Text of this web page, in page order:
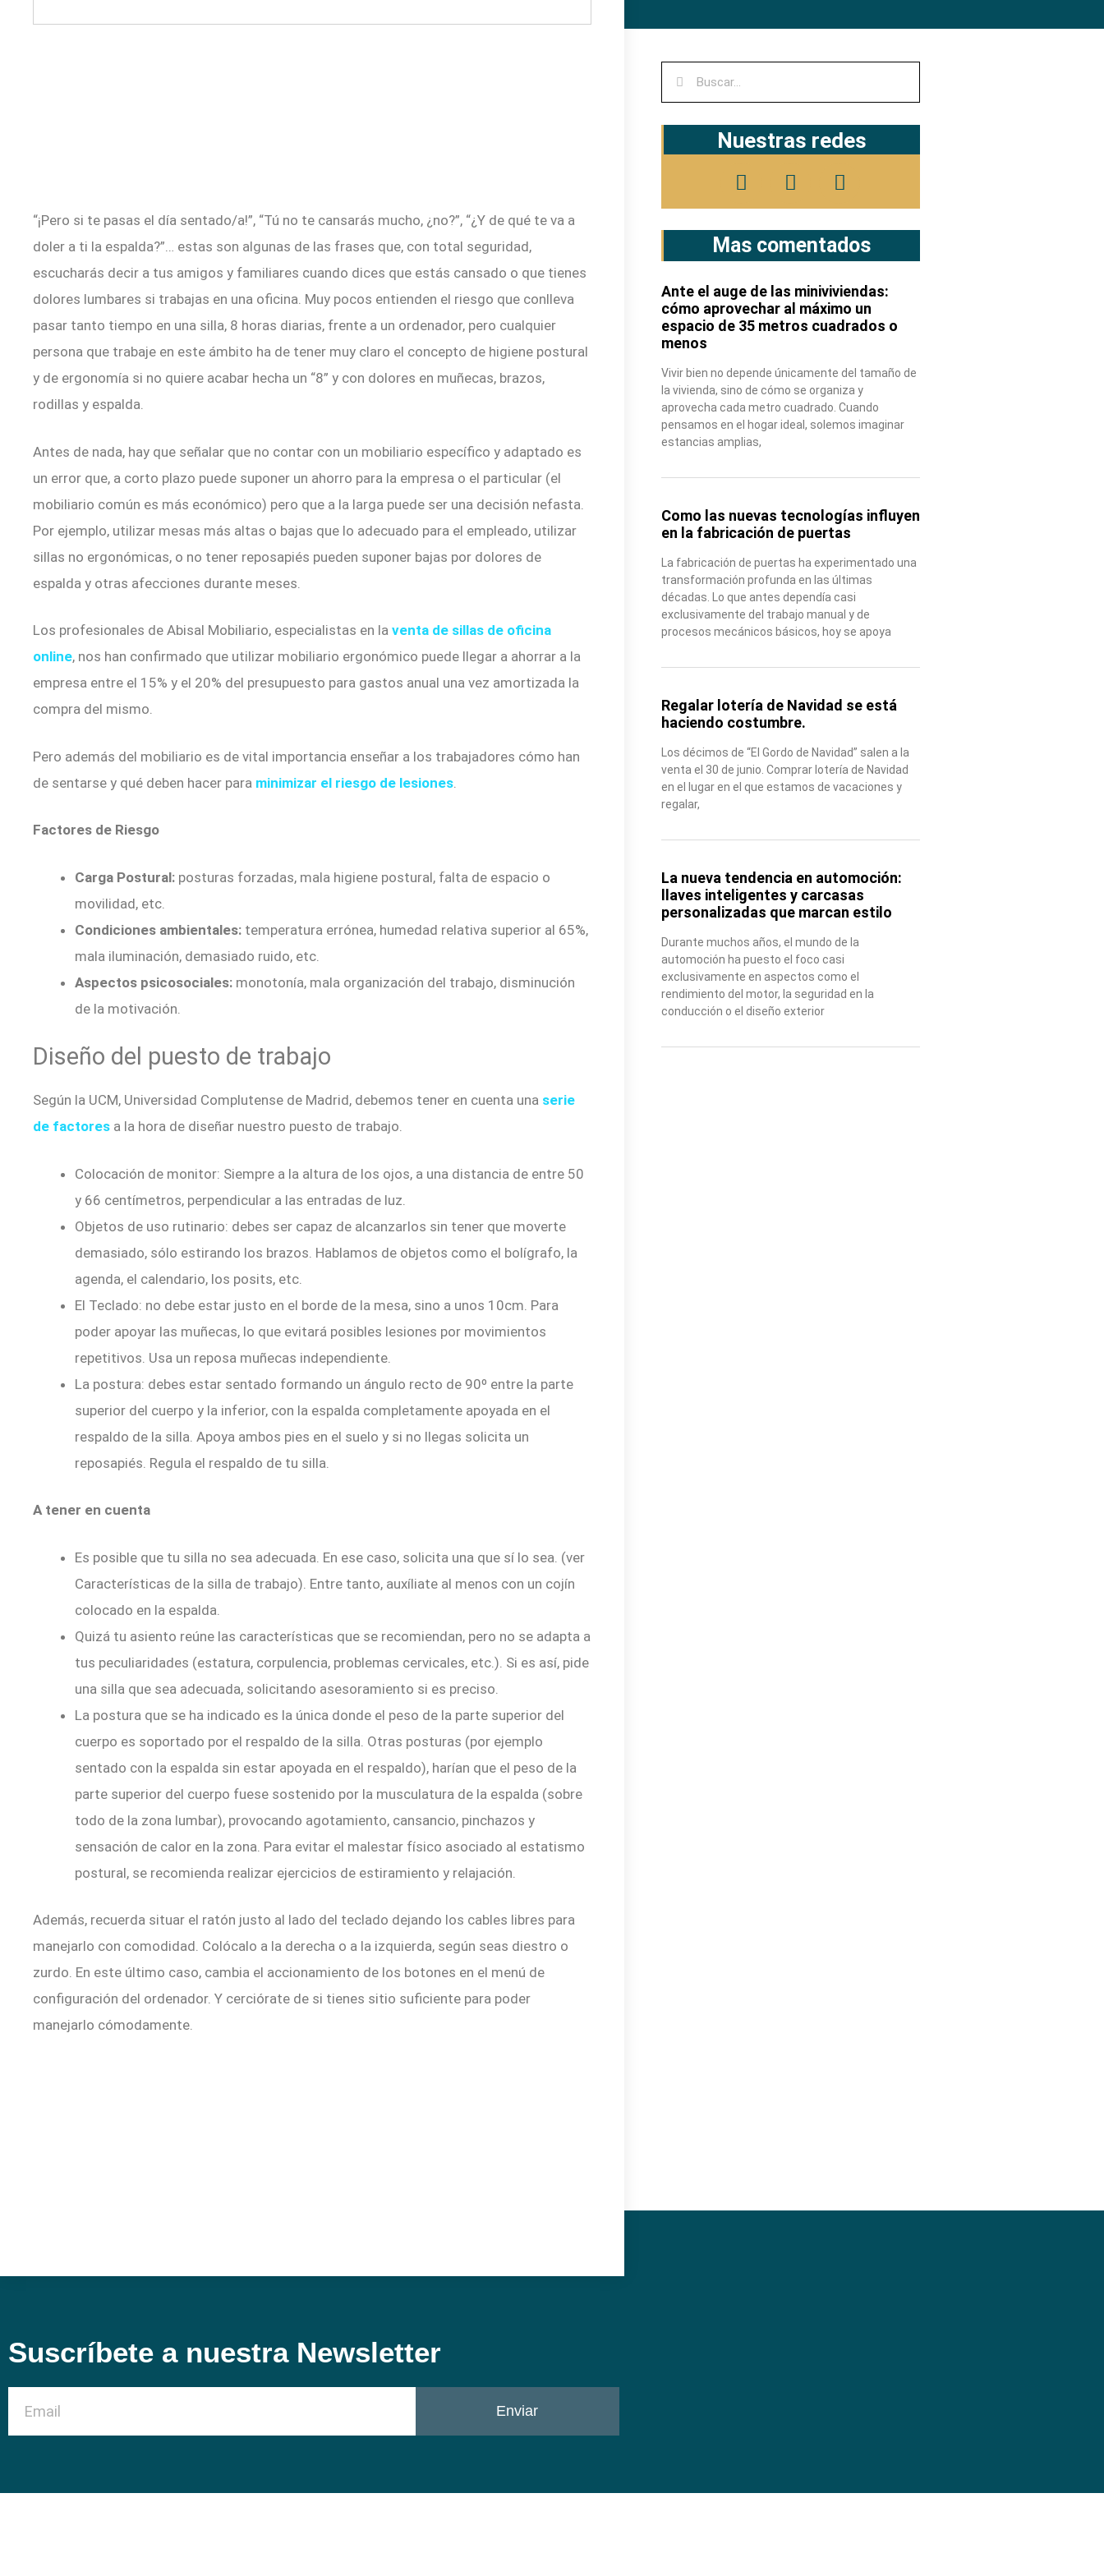
“¡Pero si te pasas el día sentado/a!”, “Tú no te cansarás mucho, ¿no?”, “¿Y de qué te va a
doler a ti la espalda?”… estas son algunas de las frases que, con total seguridad,
escucharás decir a tus amigos y familiares cuando dices que estás cansado o que tienes
dolores lumbares si trabajas en una oficina. Muy pocos entienden el riesgo que conlleva
pasar tanto tiempo en una silla, 8 horas diarias, frente a un ordenador, pero cualquier
persona que trabaje en este ámbito ha de tener muy claro el concepto de higiene postural
y de ergonomía si no quiere acabar hecha un “8” y con dolores en muñecas, brazos,
rodillas y espalda.
Antes de nada, hay que señalar que no contar con un mobiliario específico y adaptado es
un error que, a corto plazo puede suponer un ahorro para la empresa o el particular (el
mobiliario común es más económico) pero que a la larga puede ser una decisión nefasta.
Por ejemplo, utilizar mesas más altas o bajas que lo adecuado para el empleado, utilizar
sillas no ergonómicas, o no tener reposapiés pueden suponer bajas por dolores de
espalda y otras afecciones durante meses.
Los profesionales de Abisal Mobiliario, especialistas en la venta de sillas de oficina
online, nos han confirmado que utilizar mobiliario ergonómico puede llegar a ahorrar a la
empresa entre el 15% y el 20% del presupuesto para gastos anual una vez amortizada la
compra del mismo.
Pero además del mobiliario es de vital importancia enseñar a los trabajadores cómo han
de sentarse y qué deben hacer para minimizar el riesgo de lesiones
Factores de Riesgo
Carga Postural: posturas forzadas, mala higiene postural, falta de espacio o
movilidad, etc.
Condiciones ambientales: temperatura errónea, humedad relativa superior al 65%,
mala iluminación, demasiado ruido, etc.
Aspectos psicosociales: monotonía, mala organización del trabajo, disminución
de la motivación.
Diseño del puesto de trabajo
Según la UCM, Universidad Complutense de Madrid, debemos tener en cuenta una serie
de factores a la hora de diseñar nuestro puesto de trabajo.
Colocación de monitor: Siempre a la altura de los ojos, a una distancia de entre 50
y 66 centímetros, perpendicular a las entradas de luz.
Objetos de uso rutinario: debes ser capaz de alcanzarlos sin tener que moverte
demasiado, sólo estirando los brazos. Hablamos de objetos como el bolígrafo, la
agenda, el calendario, los posits, etc.
El Teclado: no debe estar justo en el borde de la mesa, sino a unos 10cm. Para
poder apoyar las muñecas, lo que evitará posibles lesiones por movimientos
repetitivos. Usa un reposa muñecas independiente.
La postura: debes estar sentado formando un ángulo recto de 90º entre la parte
superior del cuerpo y la inferior, con la espalda completamente apoyada en el
respaldo de la silla. Apoya ambos pies en el suelo y si no llegas solicita un
reposapiés. Regula el respaldo de tu silla.
A tener en cuenta
Es posible que tu silla no sea adecuada. En ese caso, solicita una que sí lo sea. (ver
Características de la silla de trabajo). Entre tanto, auxíliate al menos con un cojín
colocado en la espalda.
Quizá tu asiento reúne las características que se recomiendan, pero no se adapta a
tus peculiaridades (estatura, corpulencia, problemas cervicales, etc.). Si es así, pide
una silla que sea adecuada, solicitando asesoramiento si es preciso.
La postura que se ha indicado es la única donde el peso de la parte superior del
cuerpo es soportado por el respaldo de la silla. Otras posturas (por ejemplo
sentado con la espalda sin estar apoyada en el respaldo), harían que el peso de la
parte superior del cuerpo fuese sostenido por la musculatura de la espalda (sobre
todo de la zona lumbar), provocando agotamiento, cansancio, pinchazos y
sensación de calor en la zona. Para evitar el malestar físico asociado al estatismo
postural, se recomienda realizar ejercicios de estiramiento y relajación.
Además, recuerda situar el ratón justo al lado del teclado dejando los cables libres para
manejarlo con comodidad. Colócalo a la derecha o a la izquierda, según seas diestro o
zurdo. En este último caso, cambia el accionamiento de los botones en el menú de
configuración del ordenador. Y cerciórate de si tienes sitio suficiente para poder
manejarlo cómodamente.
Nuestras redes
Mas comentados
Ante el auge de las miniviviendas:
cómo aprovechar al máximo un
espacio de 35 metros cuadrados o
menos
Vivir bien no depende únicamente del tamaño de
la vivienda, sino de cómo se organiza y
aprovecha cada metro cuadrado. Cuando
pensamos en el hogar ideal, solemos imaginar
estancias amplias,
Como las nuevas tecnologías influyen
en la fabricación de puertas
La fabricación de puertas ha experimentado una
transformación profunda en las últimas
décadas. Lo que antes dependía casi
exclusivamente del trabajo manual y de
procesos mecánicos básicos, hoy se apoya
Regalar lotería de Navidad se está
haciendo costumbre.
Los décimos de “El Gordo de Navidad” salen a la
venta el 30 de junio. Comprar lotería de Navidad
en el lugar en el que estamos de vacaciones y
regalar,
La nueva tendencia en automoción:
llaves inteligentes y carcasas
personalizadas que marcan estilo
Durante muchos años, el mundo de la
automoción ha puesto el foco casi
exclusivamente en aspectos como el
rendimiento del motor, la seguridad en la
conducción o el diseño exterior
Suscríbete a nuestra Newsletter
Enviar